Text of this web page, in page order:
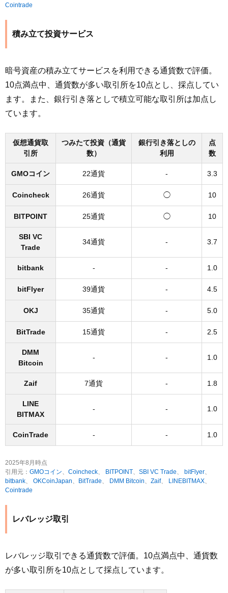
Cointrade
積み立て投資サービス
暗号資産の積み立てサービスを利用できる通貨数で評価。
10点満点中、通貨数が多い取引所を10点とし、採点してい
ます。また、銀行引き落としで積立可能な取引所は加点し
ています。
仮想通貨取
引所
つみたて投資（通貨
数）
銀行引き落としの
利用
点
数
GMOコイン 22通貨 - 3.3
Coincheck 26通貨 ◯ 10
BITPOINT 25通貨 ◯ 10
SBI VC
Trade
34通貨 - 3.7
bitbank - - 1.0
bitFlyer 39通貨 - 4.5
OKJ 35通貨 - 5.0
BitTrade 15通貨 - 2.5
DMM
Bitcoin
- - 1.0
Zaif 7通貨 - 1.8
LINE
BITMAX
- - 1.0
CoinTrade - - 1.0
2025年8月時点
引用元： GMOコイン、 Coincheck、 BITPOINT、 SBI VC Trade、 bitFlyer、
bitbank、 OKCoinJapan、 BitTrade、 DMM Bitcoin、 Zaif、 LINEBITMAX、
Cointrade
レバレッジ取引
レバレッジ取引できる通貨数で評価。10点満点中、通貨数
が多い取引所を10点として採点しています。